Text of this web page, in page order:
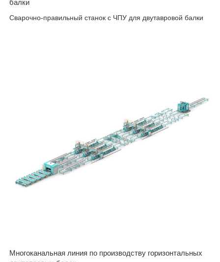
балки
Сварочно-правильный станок с ЧПУ для двутавровой балки
Многоканальная линия по производству горизонтальных